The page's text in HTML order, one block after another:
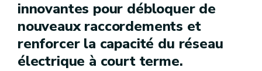
innovantes pour débloquer de
nouveaux raccordements et
renforcer la capacité du réseau
électrique à court terme.